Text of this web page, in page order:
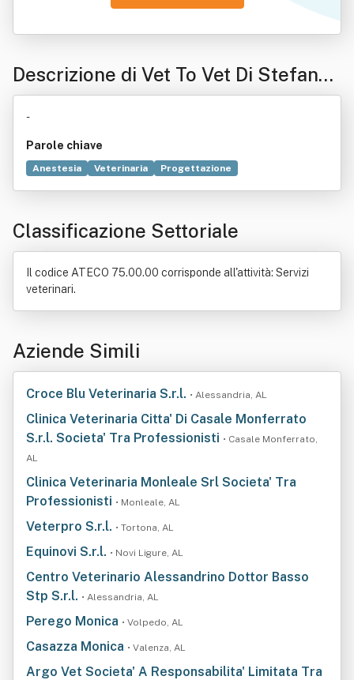
Descrizione di Vet To Vet Di Stefanel
li Enrico
-
Parole chiave
Anestesia Veterinaria
Progettazione
Classificazione Settoriale
Il codice ATECO 75.00.00 corrisponde all'attività: Servizi
veterinari.
Aziende Simili
Croce Blu Veterinaria S.r.l. • Alessandria, AL
Clinica Veterinaria Citta' Di Casale Monferrato
S.r.l. Societa' Tra Professionisti • Casale Monferrato,
AL
Clinica Veterinaria Monleale Srl Societa' Tra
Professionisti • Monleale, AL
Veterpro S.r.l. • Tortona, AL
Equinovi S.r.l. • Novi Ligure, AL
Centro Veterinario Alessandrino Dottor Basso
Stp S.r.l. • Alessandria, AL
Perego Monica • Volpedo, AL
Casazza Monica • Valenza, AL
Argo Vet Societa' A Responsabilita' Limitata Tra